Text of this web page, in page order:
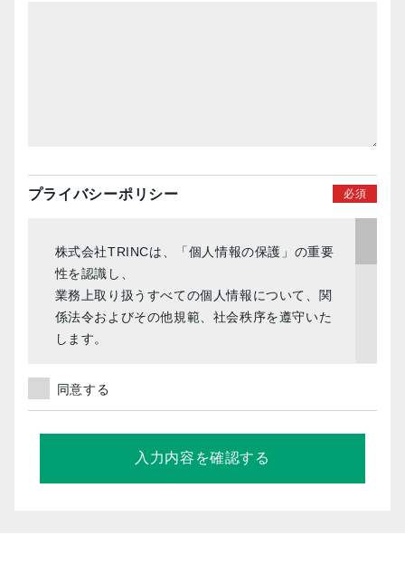
プライバシーポリシー
株式会社TRINCは、「個人情報の保護」の重要
性を認識し、
業務上取り扱うすべての個人情報について、関
係法令およびその他規範、社会秩序を遵守いた
します。
他関係者、関係法人に周知徹底するとともに、
個人情報の利用目的を明確にし、必要な範囲内
同意する